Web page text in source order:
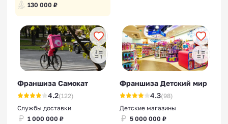
130 000 ₽
Франшиза Самокат
4.2(122)
Службы доставки
1 000 000 ₽
Франшиза Детский мир
4.3(98)
Детские магазины
5 000 000 ₽